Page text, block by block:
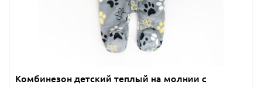
Комбинезон детский теплый на молнии с